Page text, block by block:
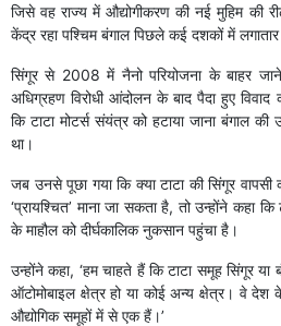
जिसे वह राज्य में औद्योगीकरण की नई मुहिम की
केंद्र रहा पश्चिम बंगाल पिछले कई दशकों में
सिंगूर से 2008 में नैनो परियोजना के बाहर
अधिग्रहण विरोधी आंदोलन के बाद पैदा हुए
कि टाटा मोटर्स संयंत्र को हटाया जाना बंगाल की
था।
जब उनसे पूछा गया कि क्या टाटा की सिंगूर
‘प्रायश्चित’ माना जा सकता है, तो उन्होंने कहा
के माहौल को दीर्घकालिक नुकसान पहुंचा है।
उन्होंने कहा, ‘हम चाहते हैं कि टाटा समूह सिंगूर
ऑटोमोबाइल क्षेत्र हो या कोई अन्य क्षेत्र। वे
औद्योगिक समूहों में से एक हैं।’